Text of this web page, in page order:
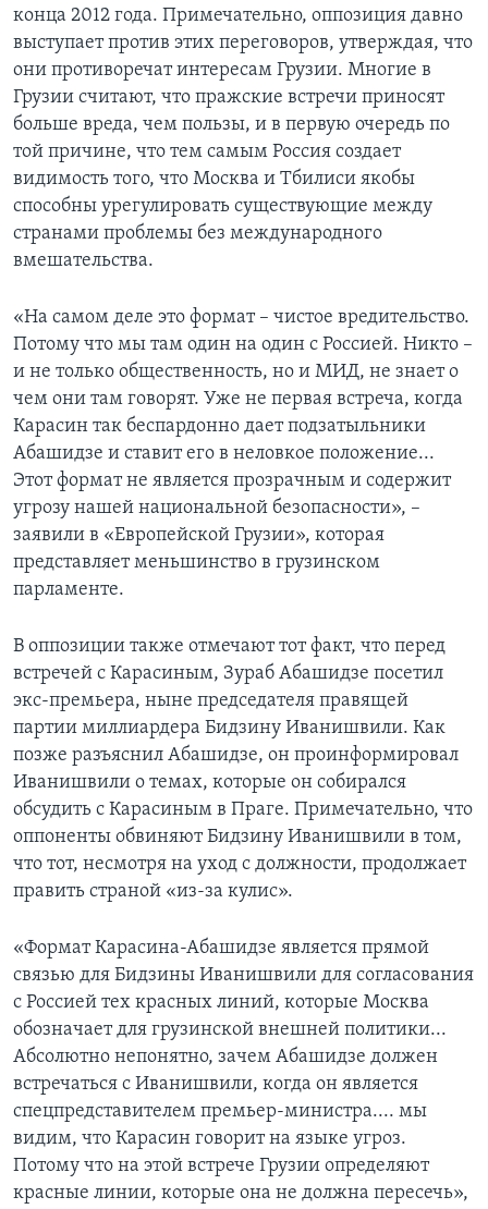
конца 2012 года. Примечательно, оппозиция давно
выступает против этих переговоров, утверждая, что
они противоречат интересам Грузии. Многие в
Грузии считают, что пражские встречи приносят
больше вреда, чем пользы, и в первую очередь по
той причине, что тем самым Россия создает
видимость того, что Москва и Тбилиси якобы
способны урегулировать существующие между
странами проблемы без международного
вмешательства.
«На самом деле это формат – чистое вредительство.
Потому что мы там один на один с Россией. Никто –
и не только общественность, но и МИД, не знает о
чем они там говорят. Уже не первая встреча, когда
Карасин так беспардонно дает подзатыльники
Абашидзе и ставит его в неловкое положение...
Этот формат не является прозрачным и содержит
угрозу нашей национальной безопасности», –
заявили в «Европейской Грузии», которая
представляет меньшинство в грузинском
парламенте.
В оппозиции также отмечают тот факт, что перед
встречей с Карасиным, Зураб Абашидзе посетил
экс-премьера, ныне председателя правящей
партии миллиардера Бидзину Иванишвили. Как
позже разъяснил Абашидзе, он проинформировал
Иванишвили о темах, которые он собирался
обсудить с Карасиным в Праге. Примечательно, что
оппоненты обвиняют Бидзину Иванишвили в том,
что тот, несмотря на уход с должности, продолжает
править страной «из-за кулис».
«Формат Карасина-Абашидзе является прямой
связью для Бидзины Иванишвили для согласования
с Россией тех красных линий, которые Москва
обозначает для грузинской внешней политики...
Абсолютно непонятно, зачем Абашидзе должен
встречаться с Иванишвили, когда он является
спецпредставителем премьер-министра.... мы
видим, что Карасин говорит на языке угроз.
Потому что на этой встрече Грузии определяют
красные линии, которые она не должна пересечь»,